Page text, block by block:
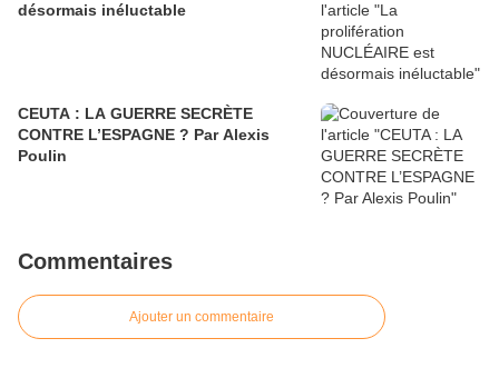
désormais inéluctable
CEUTA : LA GUERRE SECRÈTE
CONTRE L’ESPAGNE ? Par Alexis
Poulin
Commentaires
Ajouter un commentaire